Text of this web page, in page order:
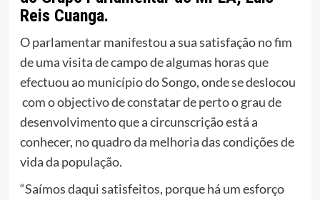
Reis Cuanga.
O parlamentar manifestou a sua satisfação no fim
de uma visita de campo de algumas horas que
efectuou ao município do Songo, onde se deslocou
com o objectivo de constatar de perto o grau de
desenvolvimento que a circunscrição está a
conhecer, no quadro da melhoria das condições de
vida da população.
“Saímos daqui satisfeitos, porque há um esforço